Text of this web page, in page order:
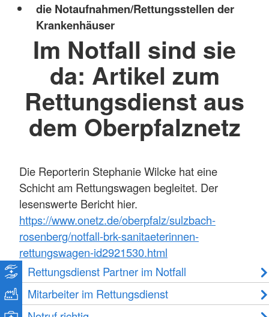
die Notaufnahmen/Rettungsstellen der
Krankenhäuser
Im Notfall sind sie
da: Artikel zum
Rettungsdienst aus
dem Oberpfalznetz
Die Reporterin Stephanie Wilcke hat eine
Schicht am Rettungswagen begleitet. Der
lesenswerte Bericht hier.
https://www.onetz.de/oberpfalz/sulzbach-
rosenberg/notfall-brk-sanitaeterinnen-
rettungswagen-id2921530.html
Rettungsdienst Partner im Notfall
Mitarbeiter im Rettungsdienst